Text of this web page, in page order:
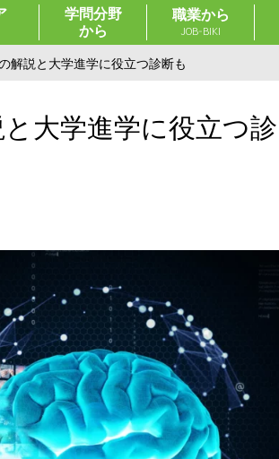
学問分野
から
職業から
JOB-BIKI
解説と大学進学に役立つ診断も
大学進学に役立つ診